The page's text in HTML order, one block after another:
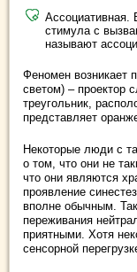
Ассоциативная.
стимула с
называют
Феномен возникает
светом) – проектор
треугольник,
представляет
Некоторые люди с
о том, что они не
что они являются
проявление
вполне обычным.
переживания
приятными. Хотя
сенсорной